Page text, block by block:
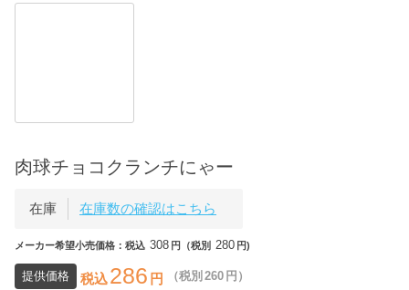
肉球チョコクランチにゃー
在庫 在庫数の確認はこちら
メーカー希望小売価格：税込 308 円（税別 280 円)
提供価格 税込286 円 （税別 260 円）